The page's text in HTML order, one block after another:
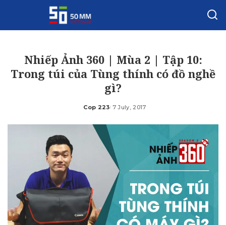
Nhiếp Ảnh 360 | Mùa 2 | Tập 10:
Trong túi của Tùng thính có đồ nghề
gì?
Posted
Cop 223 7 July, 2017